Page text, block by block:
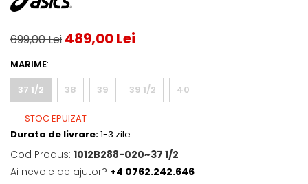
Juniori
699,00 Lei 489,00 Lei
MARIME:
37 1/2
38 39 39 1/2 40
STOC EPUIZAT
Durata de livrare:1-3 zile
Cod Produs: 1012B288-020~37 1/2
Ai nevoie de ajutor? +4 0762.242.646